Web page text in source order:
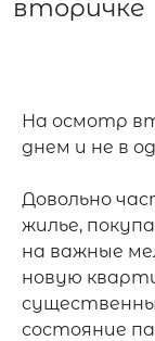
вторичке
На осмотр
днем и не в
Довольно
жилье,
на важные
новую
состояние